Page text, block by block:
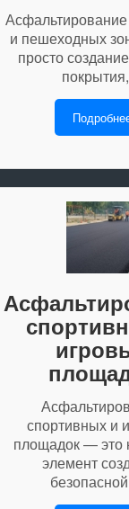
Асфальтирование
и пешеходных
просто
спортивных и
площадок — это
элемент